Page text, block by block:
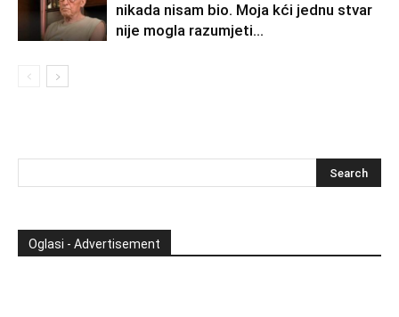
nikada nisam bio. Moja kći jednu stvar
nije mogla razumjeti…
Oglasi - Advertisement